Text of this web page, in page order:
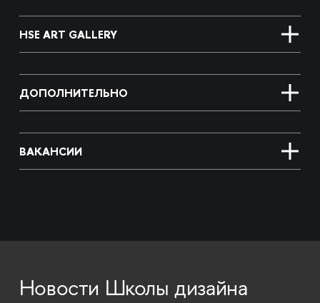
HSE ART GALLERY
ДОПОЛНИТЕЛЬНО
ВАКАНСИИ
Новости Школы дизайна